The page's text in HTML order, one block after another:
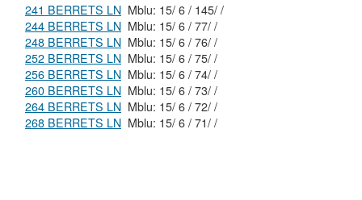
241 BERRETS LN
Mblu: 15/ 6 / 145/ /
244 BERRETS LN
Mblu: 15/ 6 / 77/ /
248 BERRETS LN
Mblu: 15/ 6 / 76/ /
252 BERRETS LN
Mblu: 15/ 6 / 75/ /
256 BERRETS LN
Mblu: 15/ 6 / 74/ /
260 BERRETS LN
Mblu: 15/ 6 / 73/ /
264 BERRETS LN
Mblu: 15/ 6 / 72/ /
268 BERRETS LN
Mblu: 15/ 6 / 71/ /